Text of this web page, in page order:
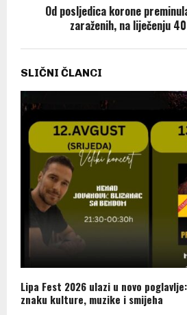
Od posljedica korone
zaraženih, na liječenju
SLIČNI ČLANCI
Lipa Fest 2026 ulazi u novo
znaku kulture, muzike i smijeha